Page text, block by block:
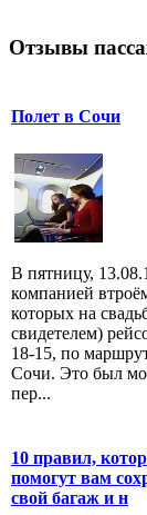
Отзывы
Полет в Сочи
В пятницу,
компанией
которых на
свидетелем)
18-15, по
Сочи. Это был
пер...
10 правил,
помогут вам
свой багаж и н